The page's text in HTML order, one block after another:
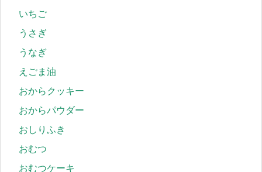
いちご
うさぎ
うなぎ
えごま油
おからクッキー
おからパウダー
おしりふき
おむつ
おむつケーキ